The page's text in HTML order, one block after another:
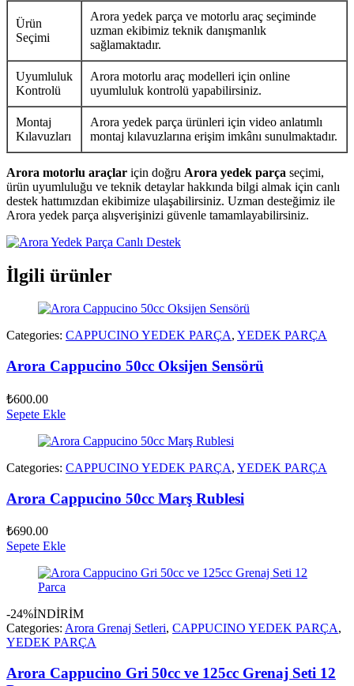
Ürün
Seçimi
Arora yedek parça ve motorlu araç seçiminde
uzman ekibimiz teknik danışmanlık
sağlamaktadır.
Uyumluluk
Kontrolü
Arora motorlu araç modelleri için online
uyumluluk kontrolü yapabilirsiniz.
Montaj
Kılavuzları
Arora yedek parça ürünleri için video anlatımlı
montaj kılavuzlarına erişim imkânı sunulmaktadır.
Arora motorlu araçlar için doğru Arora yedek parça seçimi,
ürün uyumluluğu ve teknik detaylar hakkında bilgi almak için canlı
destek hattımızdan ekibimize ulaşabilirsiniz. Uzman desteğimiz ile
Arora yedek parça alışverişinizi güvenle tamamlayabilirsiniz.
İlgili ürünler
Categories: CAPPUCINO YEDEK PARÇA, YEDEK PARÇA
Arora Cappucino 50cc Oksijen Sensörü
₺600.00
Sepete Ekle
Categories: CAPPUCINO YEDEK PARÇA, YEDEK PARÇA
Arora Cappucino 50cc Marş Rublesi
₺690.00
Sepete Ekle
-24%İNDİRİM
Categories: Arora Grenaj Setleri, CAPPUCINO YEDEK PARÇA,
YEDEK PARÇA
Arora Cappucino Gri 50cc ve 125cc Grenaj Seti 12